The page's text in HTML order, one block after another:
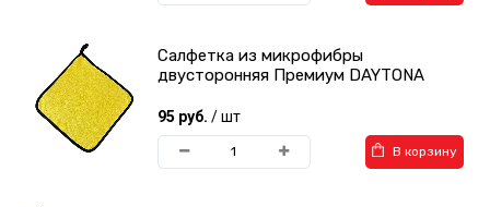
Салфетка из микрофибры
двусторонняя Премиум DAYTONA
95 руб. / шт
В корзину